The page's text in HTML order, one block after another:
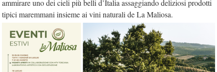
ammirare uno dei cieli più belli d’Italia assaggiando deliziosi prodotti
tipici maremmani insieme ai vini naturali de La Maliosa.